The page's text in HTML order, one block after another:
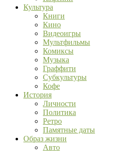
Культура
Книги
Кино
Видеоигры
Мультфильмы
Комиксы
Музыка
Граффити
Субкультуры
Кофе
История
Личности
Политика
Ретро
Памятные даты
Образ жизни
Авто